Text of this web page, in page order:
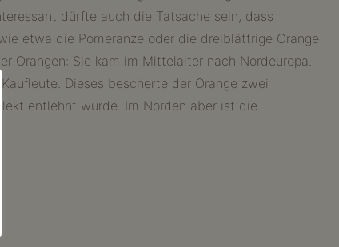
dürfte auch die Tatsache sein, dass
etwa die Pomeranze oder die dreiblättrige Orange
Orangen: Sie kam im Mittelalter nach Nordeuropa.
Dieses bescherte der Orange zwei
entlehnt wurde. Im Norden aber ist die